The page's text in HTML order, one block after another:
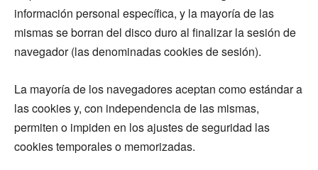
información personal específica, y la mayoría de las
mismas se borran del disco duro al finalizar la sesión de
navegador (las denominadas cookies de sesión).
La mayoría de los navegadores aceptan como estándar a
las cookies y, con independencia de las mismas,
permiten o impiden en los ajustes de seguridad las
cookies temporales o memorizadas.